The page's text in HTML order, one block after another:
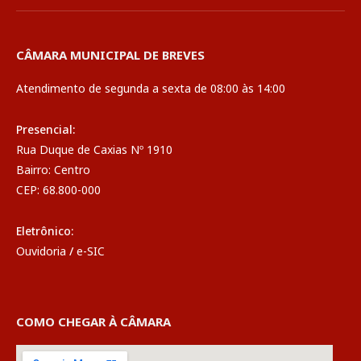
CÂMARA MUNICIPAL DE BREVES
Atendimento de segunda a sexta de 08:00 às 14:00
Presencial:
Rua Duque de Caxias Nº 1910
Bairro: Centro
CEP: 68.800-000
Eletrônico:
Ouvidoria / e-SIC
COMO CHEGAR À CÂMARA